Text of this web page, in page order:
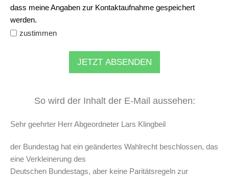
dass meine Angaben zur Kontaktaufnahme gespeichert
werden.
zustimmen
JETZT ABSENDEN
So wird der Inhalt der E-Mail aussehen:
Sehr geehrter Herr Abgeordneter Lars Klingbeil
der Bundestag hat ein geändertes Wahlrecht beschlossen, das
eine Verkleinerung des
Deutschen Bundestags, aber keine Paritätsregeln zur